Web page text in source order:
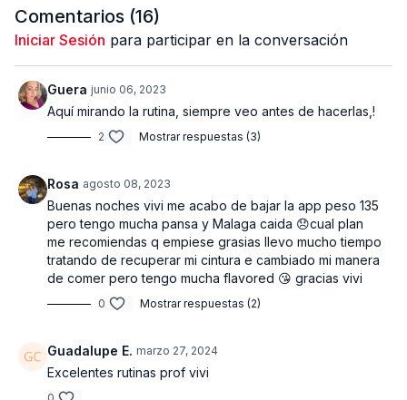
Super rutina enfocada en lograr una mayor
tonificación y endurecimiento del tren superior y
abdomen. En esta rutina estaremos trabajando super
series del mismo grupo muscular, es decir 2 ejercicios
del mismo músculo con el mínimo de descanso
intermedio. Primer ejercicio peso más pesado 12 rep,
segundo ejercicio peso liviano 15 rep. En esta rutina
utilizaremos un peso liviano - mediano, de tal manera
que se haga exigente pero que logres sacar las
repeticiones con una técnica correcta.
En los primeros dos bloques estaremos alando, es
decir espalda y biceps. En los otros dos bloques nos
enfocaremos en empujar, es decir hombros y tríceps.
provecho a este entrenamiento. Escoge el peso
adecuado para ti, ve a tu tiempo, escucha las
indicaciones, y sobretodo disfruta de tu
Comentarios (16)
Iniciar Sesión para participar en la conversación
Guera junio 06, 2023
Aquí mirando la rutina, siempre veo antes de hacerlas,!
2 Mostrar respuestas (3)
Rosa agosto 08, 2023
Buenas noches vivi me acabo de bajar la app peso 135
pero tengo mucha pansa y Malaga caida 😞cual plan
me recomiendas q empiese grasias llevo mucho tiempo
tratando de recuperar mi cintura e cambiado mi manera
de comer pero tengo mucha flavored 😘 gracias vivi
0 Mostrar respuestas (2)
Guadalupe E. marzo 27, 2024
Excelentes rutinas prof vivi